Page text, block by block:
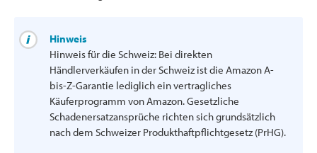
Hinweis
Hinweis für die Schweiz: Bei direkten
Händlerverkäufen in der Schweiz ist die Amazon A-
bis-Z-Garantie lediglich ein vertragliches
Käuferprogramm von Amazon. Gesetzliche
Schadenersatzansprüche richten sich grundsätzlich
nach dem Schweizer Produkthaftpflichtgesetz (PrHG).